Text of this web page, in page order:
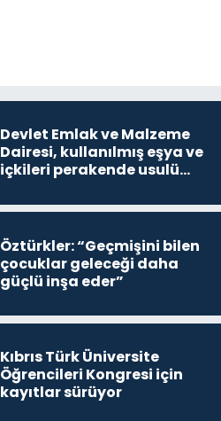
Devlet Emlak ve Malzeme
Dairesi, kullanılmış eşya ve
içkileri perakende usulü
Öztürkler: “Geçmişini bilen
çocuklar geleceği daha
güçlü inşa eder”
Kıbrıs Türk Üniversite
Öğrencileri Kongresi için
kayıtlar sürüyor